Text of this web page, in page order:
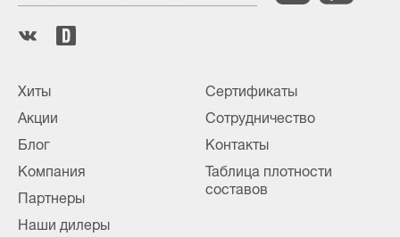
Хиты
Акции
Блог
Компания
Партнеры
Наши дилеры
Сертификаты
Сотрудничество
Контакты
Таблица плотности
составов